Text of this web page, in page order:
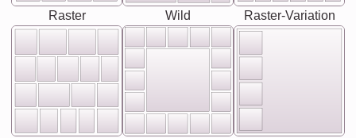
Raster Wild Raster-Variation